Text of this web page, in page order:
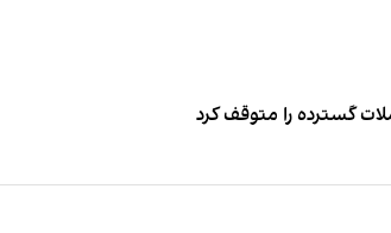
گسترده را متوقف کرد